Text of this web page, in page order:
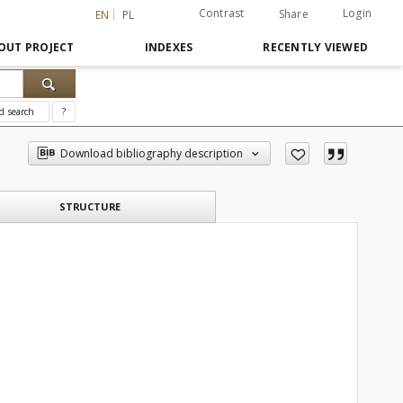
EN PL Contrast Share Login
PROJECT INDEXES RECENTLY VIEWED
search ?
Download bibliography description
STRUCTURE